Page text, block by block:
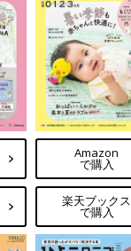
Amazon
で購入
楽天ブックス
で購入